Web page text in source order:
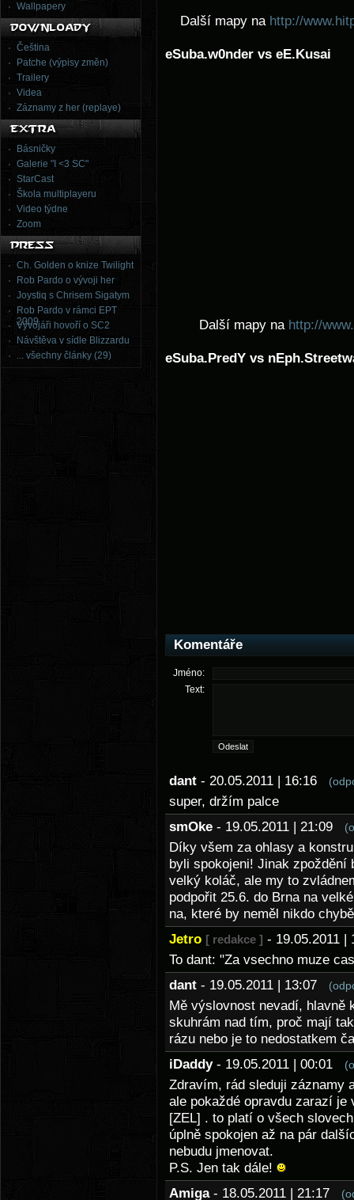
Wallpapery
Čeština
Patche (výpisy změn)
Trailery
Videa
Záznamy z her (replaye)
Básničky
Galerie "I <3 SC"
StarCast
Škola multiplayeru
Video týdne
Zoom
Ch. Golden o knize Twilight
Rob Pardo o vývoji her
Joystiq s Chrisem Sigatym
Rob Pardo v rámci EPT
2009
Vývojáři hovoří o SC2
Návštěva v sídle Blizzardu
... všechny články (29)
Další mapy na http://
eSuba.w0nder vs eE.Kusai
Další mapy na http://
eSuba.PredY vs
Komentáře
Jméno:
Text:
dant - 20.05.2011 | 16:16
super, držím palce
smOke - 19.05.2011 | 21:09
Díky všem za ohlasy a
byli spokojeni! Jinak zpoždění
velký koláč, ale my to
podpořit 25.6. do Brna na
na, které by neměl nikdo
Jetro [ redakce ] - 19.05.2011
To dant: "Za vsechno muze
dant - 19.05.2011 | 13:07
Mě výslovnost nevadí, hlavně
skuhrám nad tím, proč mají
rázu nebo je to nedostatkem
iDaddy - 19.05.2011 | 00:01
Zdravím, rád sleduji záznamy
ale pokaždé opravdu zarazí
[ZEL] . to platí o všech
úplně spokojen až na pár
nebudu jmenovat.
P.S. Jen tak dále!
Amiga - 18.05.2011 | 21:17